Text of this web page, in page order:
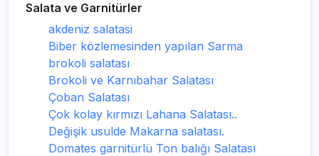
Salata ve Garnitürler
akdeniz salatasi
Biber közlemesinden yapılan Sarma
brokoli salatası
Brokoli ve Karnıbahar Salatası
Çoban Salatası
Çok kolay kırmızı Lahana Salatası..
Değişik usulde Makarna salatası.
Domates garnitürlü Ton balığı Salatası